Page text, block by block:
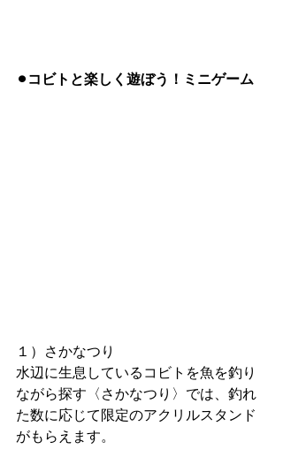
⚫︎コビトと楽しく遊ぼう！ミニゲーム
１）さかなつり
水辺に生息しているコビトを魚を釣り
ながら探す〈さかなつり〉では、釣れ
た数に応じて限定のアクリルスタンド
がもらえます。